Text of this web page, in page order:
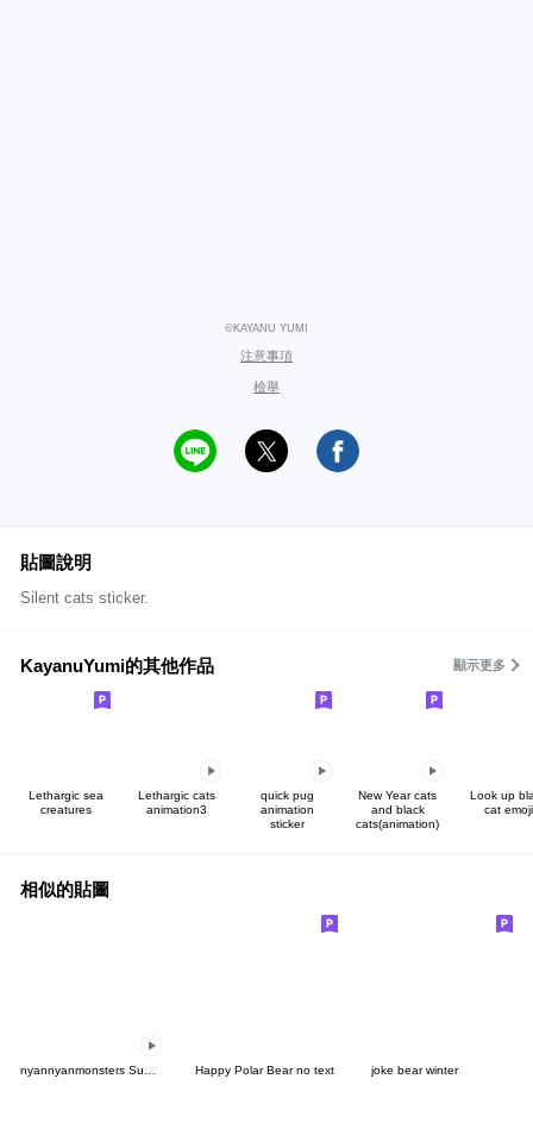
©KAYANU YUMI
注意事項
檢舉
貼圖說明
Silent cats sticker.
KayanuYumi的其他作品 顯示更多
Lethargic sea
creatures
Lethargic cats
animation3
quick pug
animation
sticker
New Year cats
and black
cats(animation)
Look up
cat emoji
相似的貼圖
nyannyanmonsters Summer ver. Happy Polar Bear no text joke bear winter